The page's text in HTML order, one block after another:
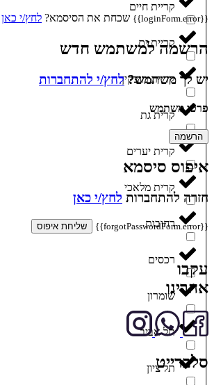
קריית חיים
קריית ים
קריית מוצקין
קרית גת
קרית יערים
קרית מלאכי
רחובות
רכסים
שומרון
תל אביב
תל ציון
{{loginForm.error}} שכחת את הסיסמא? לחץ/י כאן
הרשמה למשתמש חדש
יש לך משתמש?לחץ/י להתחברות
פרטי משתמש
הרשמה
איפוס סיסמא
חזרה להתחברות לחץ/י כאן
{{forgotPasswordForm.error}} שליחת איפוס
עקבו
אחרינו
סלברייט